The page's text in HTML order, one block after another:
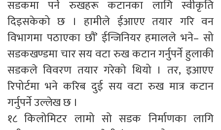
सडकमा पर्ने रुखहरू कटानका लागि स्वीकृति
दिइसकेको छ । हामीले ईआएए तयार गरि वन
विभागमा पठाएका छौं’ ईन्जिनियर हमालले भने– सो
सडकखण्डमा चार सय वटा रुख कटान गर्नुपर्ने हुलाकी
सडकले विवरण तयार गरेको थियो । तर, इआएए
रिपोर्टमा भने करिब दुई सय वटा रुख मात्र कटान
गर्नुपर्ने उल्लेख छ ।
१८ किलोमिटर लामो सो सडक निर्माणका लागि